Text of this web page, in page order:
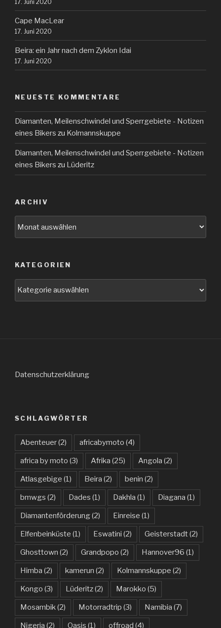
17. Juni 2020
Cape MacLear
17. Juni 2020
Beira: ein Jahr nach dem Zyklon Idai
17. Juni 2020
NEUESTE KOMMENTARE
Diamanten, Meilenschwindel und Sperrgebiete - Notizen
eines Bikers zu Kolmannskuppe
Diamanten, Meilenschwindel und Sperrgebiete - Notizen
eines Bikers zu Lüderitz
ARCHIV
KATEGORIEN
Datenschutzerklärung
SCHLAGWÖRTER
Abenteuer(2) africabymoto (4)
africa by moto (3) Afrika (25) Angola (2)
Atlasgebige (1) Beira (2) benin (2)
bmwgs (2) Dades (1) Dakhla (1) Diagana (1)
Diamantenförderung(2) Einreise (1)
Elfenbeinküste (1) Eswatini (2) Geisterstadt(2)
Ghosttown (2) Grandpopo (2) Hannover96 (1)
Himba (2) kamerun (2) Kolmannskuppe (2)
Kongo (3) Lüderitz(2) Marokko (5)
Mosambik(2) Motorradtrip (3) Namibia (7)
Nigeria (2) Oasis (1) offroad (4)